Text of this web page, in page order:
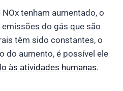
tenham aumentado, o
do gás que são
têm sido constantes, o
do aumento, é possível ele
às atividades humanas.